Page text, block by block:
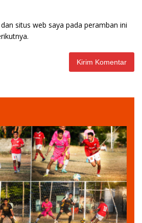
situs web saya pada peramban ini